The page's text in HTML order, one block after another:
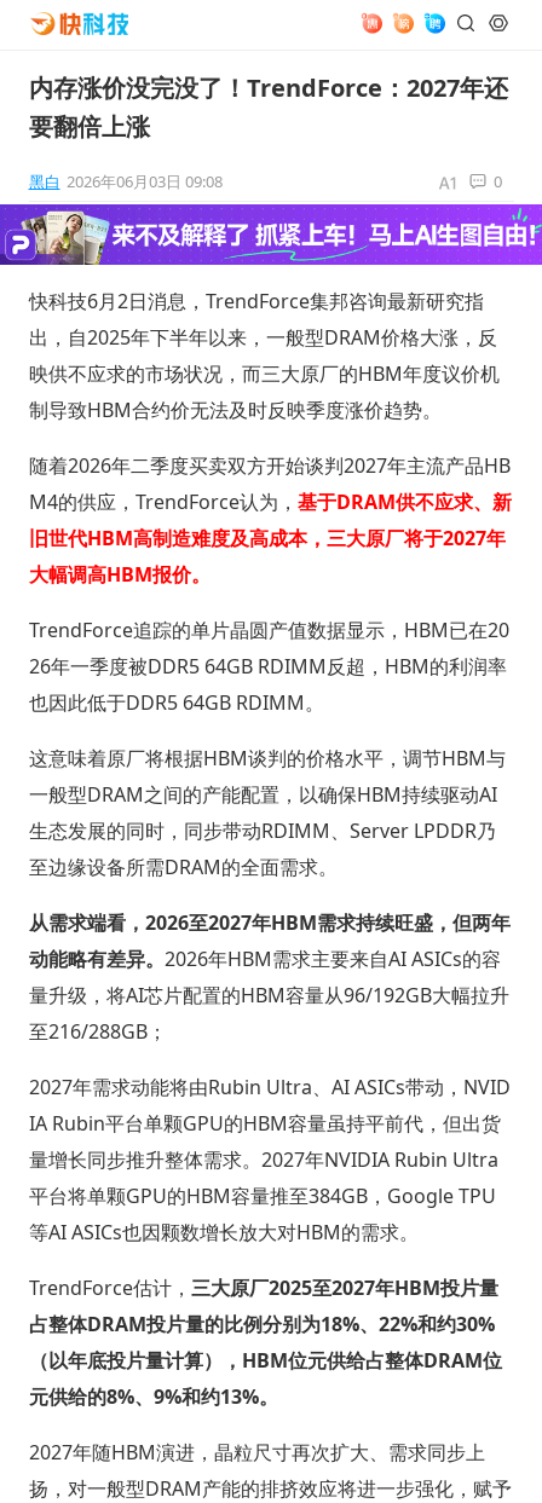
内存涨价没完没了！TrendForce：2027年还
要翻倍上涨
黑白 2026年06月03日 09:08 0
快科技6月2日消息，TrendForce集邦咨询最新研究指
出，自2025年下半年以来，一般型DRAM价格大涨，反
映供不应求的市场状况，而三大原厂的HBM年度议价机
制导致HBM合约价无法及时反映季度涨价趋势。
随着2026年二季度买卖双方开始谈判2027年主流产品HB
M4的供应，TrendForce认为， 基于DRAM供不应求、新
旧世代HBM高制造难度及高成本，三大原厂将于2027年
大幅调高HBM报价。
TrendForce追踪的单片晶圆产值数据显示，HBM已在20
26年一季度被DDR5 64GB RDIMM反超，HBM的利润率
也因此低于DDR5 64GB RDIMM。
这意味着原厂将根据HBM谈判的价格水平，调节HBM与
一般型DRAM之间的产能配置，以确保HBM持续驱动AI
生态发展的同时，同步带动RDIMM、Server LPDDR乃
至边缘设备所需DRAM的全面需求。
从需求端看，2026至2027年HBM需求持续旺盛，但两年
动能略有差异。 2026年HBM需求主要来自AI ASICs的容
量升级，将AI芯片配置的HBM容量从96/192GB大幅拉升
至216/288GB；
2027年需求动能将由Rubin Ultra、AI ASICs带动，NVID
IA Rubin平台单颗GPU的HBM容量虽持平前代，但出货
量增长同步推升整体需求。2027年NVIDIA Rubin Ultra
平台将单颗GPU的HBM容量推至384GB，Google TPU
等AI ASICs也因颗数增长放大对HBM的需求。
TrendForce估计， 三大原厂2025至2027年HBM投片量
占整体DRAM投片量的比例分别为18%、22%和约30%
（以年底投片量计算），HBM位元供给占整体DRAM位
元供给的8%、9%和约13%。
2027年随HBM演进，晶粒尺寸再次扩大、需求同步上
扬，对一般型DRAM产能的排挤效应将进一步强化，赋予